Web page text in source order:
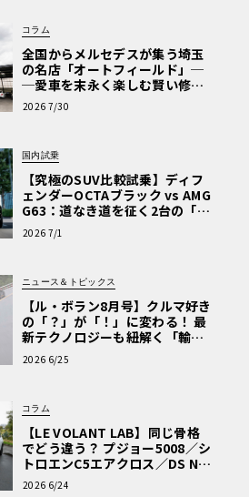
コラム
全国からメルセデスが集う埼玉
の名店「オートフィールド」─
─愛車を末永く楽しむ賢い修理
術と、プロがフックス製オイル
を選ぶ理由〈PR〉
2026 7/30
国内試乗
【究極のSUV比較試乗】ディフ
ェンダーOCTAブラック vs AMG
G63：道なき道を征く2台の「対
極的アプローチ」
2026 7/1
ニュース＆トピックス
【ル・ボラン8月号】クルマ好き
の「？」が「！」に変わる！ 最
新テクノロジーも紐解く「輸入
車Q&A」
2026 6/25
コラム
【LE VOLANT LAB】同じ骨格
でどう違う？ プジョー5008／シ
トロエンC5エアクロス／DS Nº4
読者一気乗りレポート
2026 6/24